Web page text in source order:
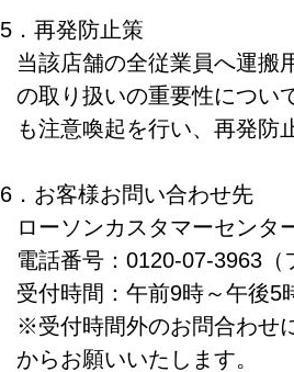
5．再発防止策
当該店舗の全従業員へ運搬
の取り扱いの重要性につい
も注意喚起を行い、再発防
6．お客様お問い合わせ先
ローソンカスタマーセンタ
電話番号：0120-07-3963
受付時間：午前9時～午後
※受付時間外のお問合わせ
からお願いいたします。